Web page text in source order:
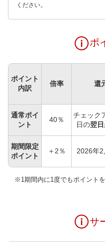
ください。
ポ
ポイント
内訳
倍率 還
通常ポイ
ント
40％
チェック
日の翌日
期間限定
ポイント
＋2％ 2026年
※1期間内に1度でもポイント
サ